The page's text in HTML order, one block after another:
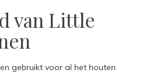
van Little
gebruikt voor al het houten